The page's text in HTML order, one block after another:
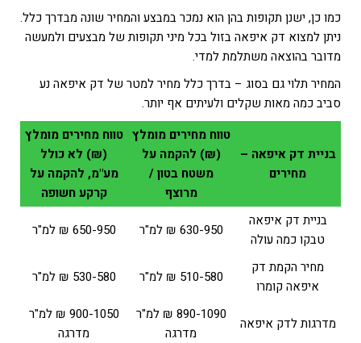
כמו כן, ישנן תקופות בהן הוא נמכר במבצע והמחיר שונה מבדרך כלל.
ניתן למצוא דק איפאה בזול בכל מיני תקופות של מבצעים ולמעשה
מדובר בהוצאה משתלמת למדי.
המחיר תלוי גם בסוג – בדרך כלל מחיר למטר של דק איפאה נע
סביב כמה מאות שקלים ולעיתים אף יותר.
בניית דק איפאה –
מחירים
טווח מחירים מומלץ
(₪) להקמה על
משטח בטון /
מרוצף
טווח מחירים מומלץ
(₪) לא כולל
מע"מ, להקמה על
קרקע חשופה
בניית דק איפאה
טבקו כמה עולה
630-950 ₪ למ"ר 650-950 ₪ למ"ר
מחיר הקמת דק
איפאה קומרו
510-580 ₪ למ"ר 530-580 ₪ למ"ר
מדרגות לדק איפאה
890-1090 ₪ למ"ר
מדרגה
900-1050 ₪ למ"ר
מדרגה